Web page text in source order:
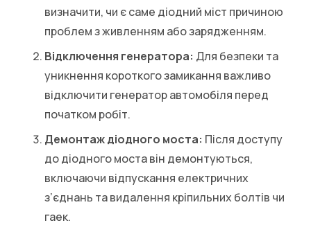
визначити, чи є саме діодний міст причиною
проблем з живленням або зарядженням.
Відключення генератора: Для безпеки та
уникнення короткого замикання важливо
відключити генератор автомобіля перед
початком робіт.
Демонтаж діодного моста: Після доступу
до діодного моста він демонтуються,
включаючи відпускання електричних
з’єднань та видалення кріпильних болтів чи
гаек.